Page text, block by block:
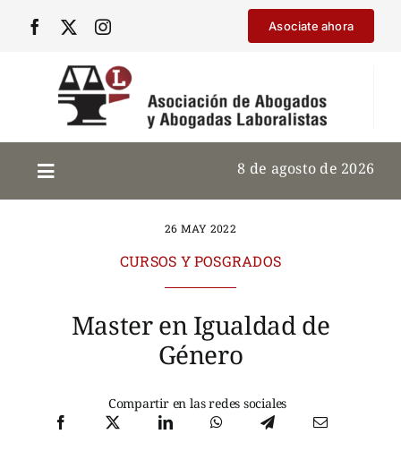
Asociate ahora
8 de agosto de 2026
26 MAY 2022
CURSOS Y POSGRADOS
Master en Igualdad de
Género
Compartir en las redes sociales